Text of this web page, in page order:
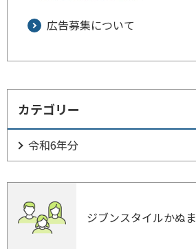
広告募集について
カテゴリー
令和6年分
ジブンスタイルかぬま